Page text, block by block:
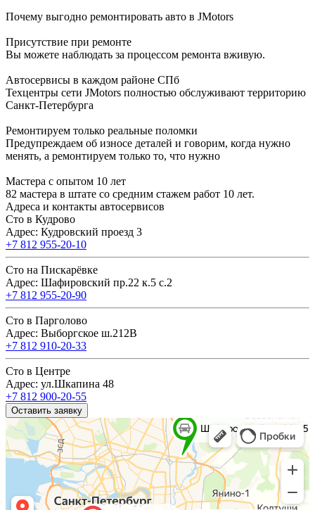
Почему выгодно ремонтировать авто в JMotors
Присутствие при ремонте
Вы можете наблюдать за процессом ремонта вживую.
Автосервисы в каждом районе СПб
Техцентры сети JMotors полностью обслуживают территорию
Санкт-Петербурга
Ремонтируем только реальные поломки
Предупреждаем об износе деталей и говорим, когда нужно
менять, а ремонтируем только то, что нужно
Мастера с опытом 10 лет
82 мастера в штате со средним стажем работ 10 лет.
Адреса и контакты автосервисов
Сто в Кудрово
Адрес: Кудровский проезд 3
+7 812 955-20-10
Сто на Пискарёвке
Адрес: Шафировский пр.22 к.5 с.2
+7 812 955-20-90
Сто в Парголово
Адрес: Выборгское ш.212В
+7 812 910-20-33
Сто в Центре
Адрес: ул.Шкапина 48
+7 812 900-20-55
Оставить заявку